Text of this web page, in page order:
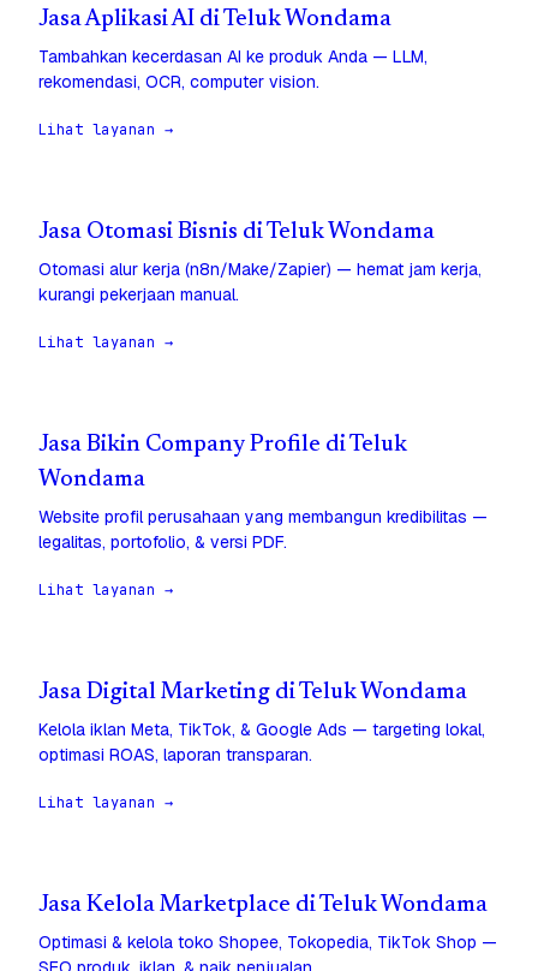
Jasa Aplikasi AI di Teluk Wondama
Tambahkan kecerdasan AI ke produk Anda — LLM,
rekomendasi, OCR, computer vision.
Lihat layanan →
Jasa Otomasi Bisnis di Teluk Wondama
Otomasi alur kerja (n8n/Make/Zapier) — hemat jam kerja,
kurangi pekerjaan manual.
Lihat layanan →
Jasa Bikin Company Profile di Teluk
Wondama
Website profil perusahaan yang membangun kredibilitas —
legalitas, portofolio, & versi PDF.
Lihat layanan →
Jasa Digital Marketing di Teluk Wondama
Kelola iklan Meta, TikTok, & Google Ads — targeting lokal,
optimasi ROAS, laporan transparan.
Lihat layanan →
Jasa Kelola Marketplace di Teluk Wondama
Optimasi & kelola toko Shopee, Tokopedia, TikTok Shop —